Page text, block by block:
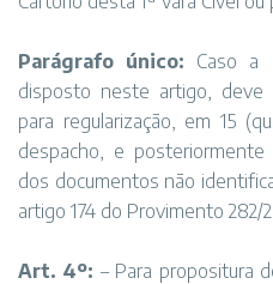
Parágrafo único: Caso a
disposto neste artigo, deve
para regularização, em 15
despacho, e posteriormente
dos documentos não
artigo 174 do Provimento 282/
Art. 4º: – Para propositura